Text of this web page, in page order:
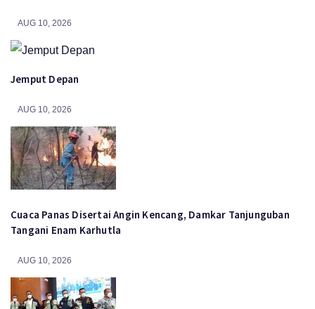
AUG 10, 2026
Jemput Depan
AUG 10, 2026
Cuaca Panas Disertai Angin Kencang, Damkar Tanjunguban
Tangani Enam Karhutla
AUG 10, 2026